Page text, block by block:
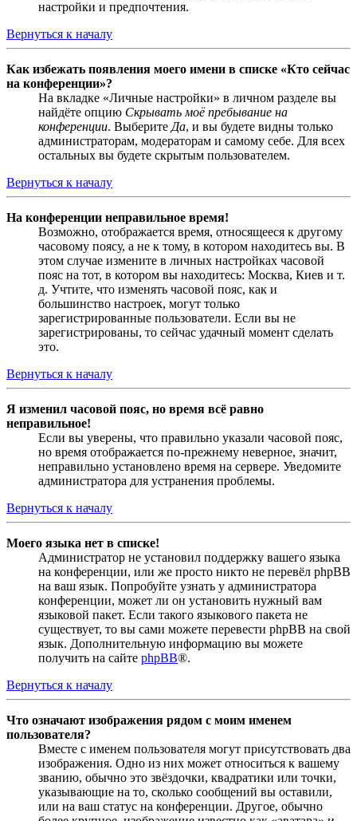
настройки и предпочтения.
Вернуться к началу
Как избежать появления моего имени в списке «Кто сейчас
на конференции»?
На вкладке «Личные настройки» в личном разделе вы
найдёте опцию Скрывать моё пребывание на
конференции. Выберите Да, и вы будете видны только
администраторам, модераторам и самому себе. Для всех
остальных вы будете скрытым пользователем.
Вернуться к началу
На конференции неправильное время!
Возможно, отображается время, относящееся к другому
часовому поясу, а не к тому, в котором находитесь вы. В
этом случае измените в личных настройках часовой
пояс на тот, в котором вы находитесь: Москва, Киев и т.
д. Учтите, что изменять часовой пояс, как и
большинство настроек, могут только
зарегистрированные пользователи. Если вы не
зарегистрированы, то сейчас удачный момент сделать
это.
Вернуться к началу
Я изменил часовой пояс, но время всё равно
неправильное!
Если вы уверены, что правильно указали часовой пояс,
но время отображается по-прежнему неверное, значит,
неправильно установлено время на сервере. Уведомите
администратора для устранения проблемы.
Вернуться к началу
Моего языка нет в списке!
Администратор не установил поддержку вашего языка
на конференции, или же просто никто не перевёл phpBB
на ваш язык. Попробуйте узнать у администратора
конференции, может ли он установить нужный вам
языковой пакет. Если такого языкового пакета не
существует, то вы сами можете перевести phpBB на свой
язык. Дополнительную информацию вы можете
получить на сайте phpBB®.
Вернуться к началу
Что означают изображения рядом с моим именем
пользователя?
Вместе с именем пользователя могут присутствовать два
изображения. Одно из них может относиться к вашему
званию, обычно это звёздочки, квадратики или точки,
указывающие на то, сколько сообщений вы оставили,
или на ваш статус на конференции. Другое, обычно